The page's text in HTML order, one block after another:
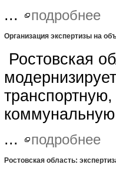
...
подробнее
Организация экспертизы на
Ростовская
...
подробнее
Ростовская область: